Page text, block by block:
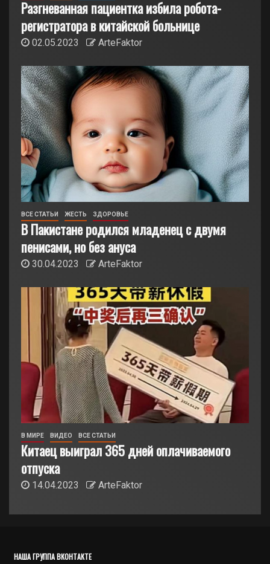
Разгневанная пациентка избила робота-
регистратора в китайской больнице
02.05.2023 ArteFaktor
ВСЕ СТАТЬИ ЖЕСТЬ ЗДОРОВЬЕ
В Пакистане родился младенец с двумя
пенисами, но без ануса
30.04.2023 ArteFaktor
В МИРЕ ВИДЕО ВСЕ СТАТЬИ
Китаец выиграл 365 дней оплачиваемого
отпуска
14.04.2023 ArteFaktor
НАША ГРУППА ВКОНТАКТЕ